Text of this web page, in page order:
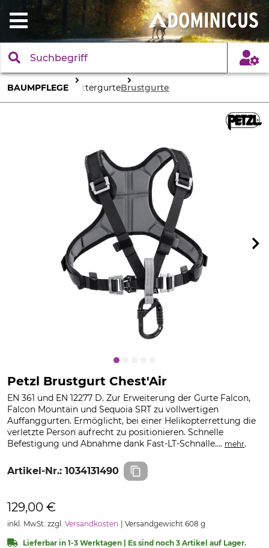
BAUMPFLEGE KlettergurteBrustgurte
Petzl Brustgurt Chest'Air
EN 361 und EN 12277 D. Zur Erweiterung der Gurte Falcon,
Falcon Mountain und Sequoia SRT zu vollwertigen
Auffanggurten. Ermöglicht, bei einer Helikopterrettung die
verletzte Person aufrecht zu positionieren. Schnelle
Befestigung und Abnahme dank Fast-LT-Schnalle.... mehr.
Artikel-Nr.: 1034131490
129,00 €
inkl. MwSt. zzgl. Versandkosten Versandgewicht 608 g
Lieferbar in 1-3 Werktagen | Es sind noch 3 Artikel auf Lager.